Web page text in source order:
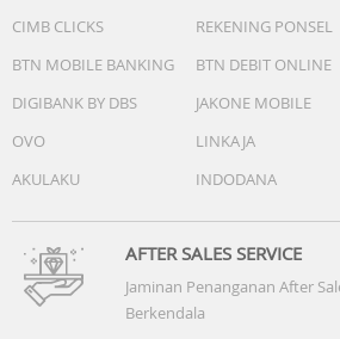
CIMB CLICKS
REKENING PONSEL
BTN MOBILE BANKING
BTN DEBIT ONLINE
DIGIBANK BY DBS
JAKONE MOBILE
OVO
LINKAJA
AKULAKU
INDODANA
AFTER SALES SERVICE
Jaminan Penanganan After
Berkendala